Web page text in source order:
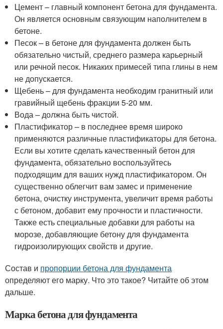
Цемент – главный компонент бетона для фундамента.
Он является основным связующим наполнителем в
бетоне.
Песок – в бетоне для фундамента должен быть
обязательно чистый, среднего размера карьерный
или речной песок. Никаких примесей типа глины в нем
не допускается.
Щебень – для фундамента необходим гранитный или
гравийный щебень фракции 5-20 мм.
Вода – должна быть чистой.
Пластификатор – в последнее время широко
применяются различные пластификаторы для бетона.
Если вы хотите сделать качественный бетон для
фундамента, обязательно воспользуйтесь
подходящим для ваших нужд пластификатором. Он
существенно облегчит вам замес и применение
бетона, очистку инструмента, увеличит время работы
с бетоном, добавит ему прочности и пластичности.
Также есть специальные добавки для работы на
морозе, добавляющие бетону для фундамента
гидроизолирующих свойств и другие.
Состав и пропорции бетона для фундамента
определяют его марку. Что это такое? Читайте об этом
дальше.
Марка бетона для фундамента